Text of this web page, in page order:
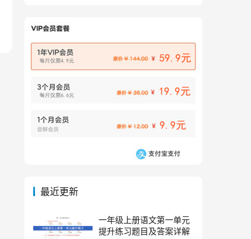
最近更新
一年级上册语文第一单元
提升练习题目及答案详解